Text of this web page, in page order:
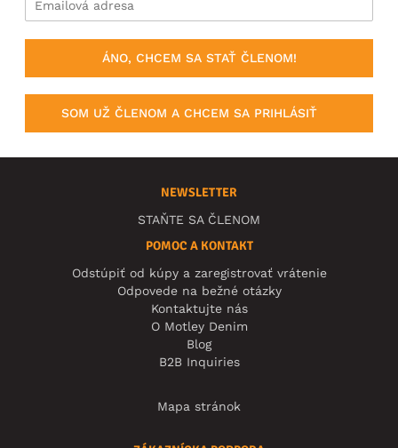
ÁNO, CHCEM SA STAŤ ČLENOM!
SOM UŽ ČLENOM A CHCEM SA PRIHLÁSIŤ
NEWSLETTER
STAŇTE SA ČLENOM
POMOC A KONTAKT
Odstúpiť od kúpy a zaregistrovať vrátenie
Odpovede na bežné otázky
Kontaktujte nás
O Motley Denim
Blog
B2B Inquiries
Mapa stránok